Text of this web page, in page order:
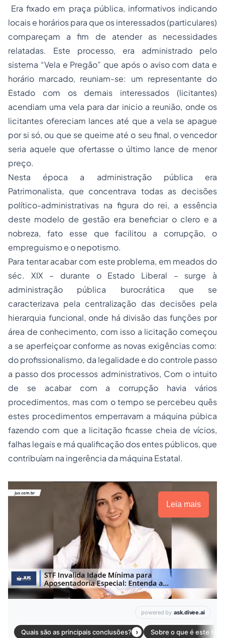
Era fixado em praça pública, informativos indicando
locais e horários para que os interessados (particulares)
compareçam a fim de atender as necessidades
relatadas. Este processo, era administrado pelo
sistema “Vela e Pregão” que após o aviso com data e
horário marcado, reuniam-se: um representante do
Estado com os demais interessados (licitantes)
acendiam uma vela para dar inicio a reunião, onde os
licitantes ofereciam lances até que a vela se apague
por si só, ou que se queime até o seu final, o vencedor
seria aquele que ofertasse o último lance de menor
preço.
Nesta época a administração pública era
Patrimonalista, que concentrava todas as decisões
político-administrativas na figura do rei, a essência
deste modelo de gestão era beneficiar o clero e a
nobreza, fato esse que facilitou a corrupção, o
empreguismo e o nepotismo.
Para tentar acabar com este problema, em meados do
séc. XIX – durante o Estado Liberal – surge à
administração pública burocrática que se
caracterizava pela centralização das decisões pela
hierarquia funcional, onde há divisão das funções por
área de conhecimento, com isso a licitação começou
a se aperfeiçoar conforme as novas exigências como:
do profissionalismo, da legalidade e do controle passo
a passo dos processos administrativos, Com o intuito
de se acabar com a corrupção havia vários
procedimentos, mas com o tempo se percebeu quês
estes procedimentos emperravam a máquina púbica
fazendo com que a licitação ficasse cheia de vícios,
falhas legais e má qualificação dos entes públicos, que
contribuíam na ingerência da máquina Estatal.
Leia mais